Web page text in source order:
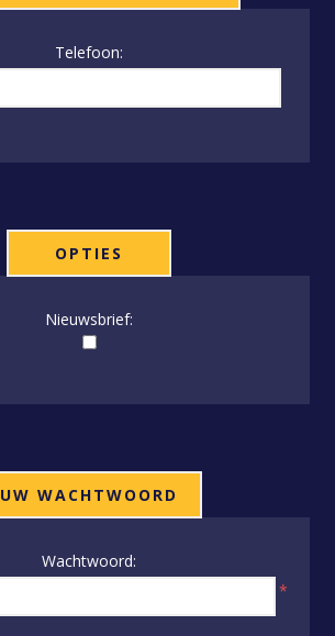
Telefoon:
OPTIES
Nieuwsbrief:
UW WACHTWOORD
Wachtwoord:
*